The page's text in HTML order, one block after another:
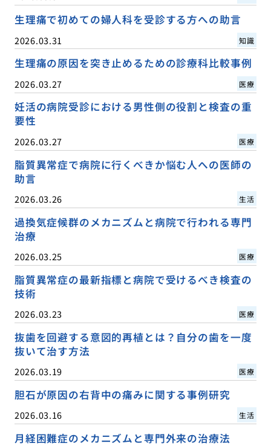
生理痛で初めての婦人科を受診する方への助言
2026.03.31 知識
生理痛の原因を突き止めるための診療科比較事例
2026.03.27 医療
妊活の病院受診における男性側の役割と検査の重
要性
2026.03.27 医療
脂質異常症で病院に行くべきか悩む人への医師の
助言
2026.03.26 生活
過換気症候群のメカニズムと病院で行われる専門
治療
2026.03.25 医療
脂質異常症の最新指標と病院で受けるべき検査の
技術
2026.03.23 医療
抜歯を回避する意図的再植とは？自分の歯を一度
抜いて治す方法
2026.03.19 医療
胆石が原因の右背中の痛みに関する事例研究
2026.03.16 生活
月経困難症のメカニズムと専門外来の治療法